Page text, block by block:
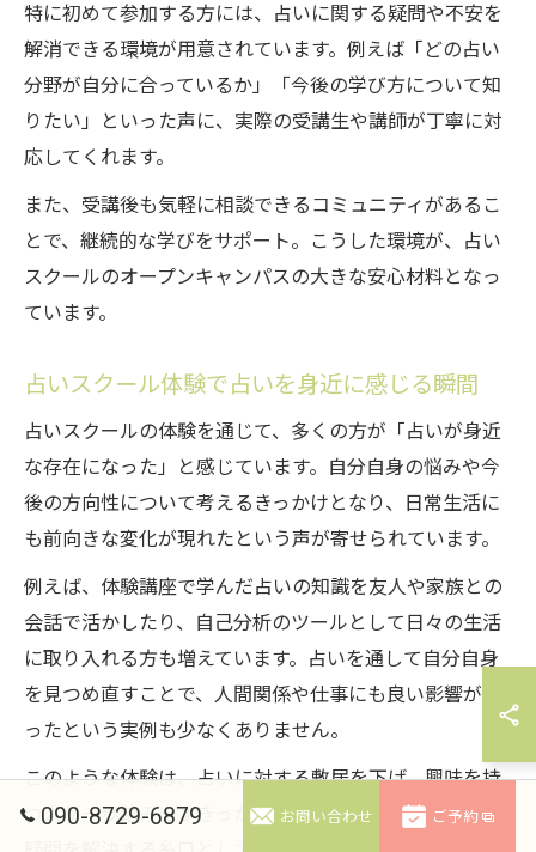
特に初めて参加する方には、占いに関する疑問や不安を
解消できる環境が用意されています。例えば「どの占い
分野が自分に合っているか」「今後の学び方について知
りたい」といった声に、実際の受講生や講師が丁寧に対
応してくれます。
また、受講後も気軽に相談できるコミュニティがあるこ
とで、継続的な学びをサポート。こうした環境が、占い
スクールのオープンキャンパスの大きな安心材料となっ
ています。
占いスクール体験で占いを身近に感じる瞬間
占いスクールの体験を通じて、多くの方が「占いが身近
な存在になった」と感じています。自分自身の悩みや今
後の方向性について考えるきっかけとなり、日常生活に
も前向きな変化が現れたという声が寄せられています。
例えば、体験講座で学んだ占いの知識を友人や家族との
会話で活かしたり、自己分析のツールとして日々の生活
に取り入れる方も増えています。占いを通して自分自身
を見つめ直すことで、人間関係や仕事にも良い影響があ
ったという実例も少なくありません。
このような体験は、占いに対する敷居を下げ、興味を持
つ人が一歩踏み出すきっかけとなります。身近な悩みや
090-8729-6879 お問い合わせ ご予約